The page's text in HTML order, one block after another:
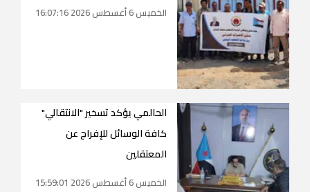
الخميس 6 أغسطس 2026 16:07:16
الحالمي يؤكد تسخير "الانتقالي"
كافة الوسائل للإفراج عن
المعتقلين
الخميس 6 أغسطس 2026 15:59:01